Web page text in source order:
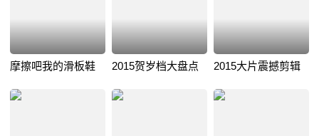
摩擦吧我的滑板鞋 2015贺岁档大盘点 2015大片震撼剪辑